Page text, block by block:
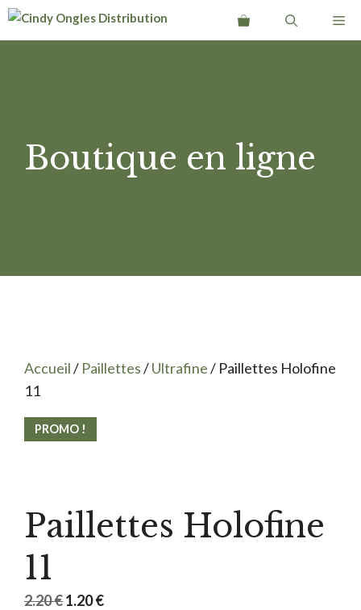
Aller
Boutique en ligne
Accueil/ Paillettes/Ultrafine/ Paillettes Holofine
11
PROMO !
Paillettes Holofine
11
2.20€Le
1.20€Le